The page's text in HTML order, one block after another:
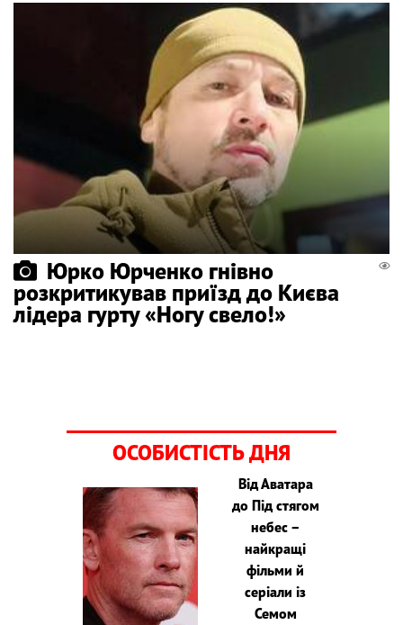
Юрко Юрченко гнівно
розкритикував приїзд до Києва
лідера гурту «Ногу свело!»
ОСОБИСТІСТЬ ДНЯ
Від Аватара
до Під стягом
небес –
найкращі
фільми й
серіали із
Семом